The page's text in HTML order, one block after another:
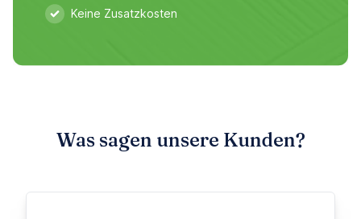
Keine Zusatzkosten
Was sagen unsere Kunden?